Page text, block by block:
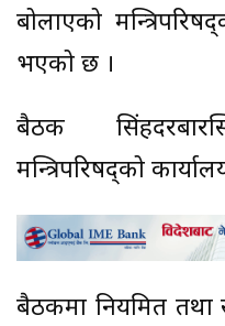
बोलाएको
भएको छ ।
बैठक
मन्त्रिपरिषद्को
बैठकमा नियमित